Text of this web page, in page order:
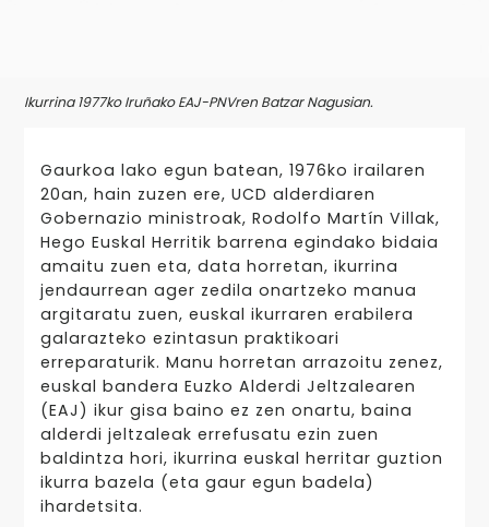
Ikurrina 1977ko Iruñako EAJ-PNVren Batzar Nagusian.
Gaurkoa lako egun batean, 1976ko irailaren
20an, hain zuzen ere, UCD alderdiaren
Gobernazio ministroak, Rodolfo Martín Villak,
Hego Euskal Herritik barrena egindako bidaia
amaitu zuen eta, data horretan, ikurrina
jendaurrean ager zedila onartzeko manua
argitaratu zuen, euskal ikurraren erabilera
galarazteko ezintasun praktikoari
erreparaturik. Manu horretan arrazoitu zenez,
euskal bandera Euzko Alderdi Jeltzalearen
(EAJ) ikur gisa baino ez zen onartu, baina
alderdi jeltzaleak errefusatu ezin zuen
baldintza hori, ikurrina euskal herritar guztion
ikurra bazela (eta gaur egun badela)
ihardetsita.